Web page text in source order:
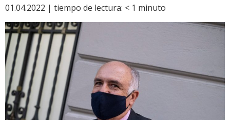
01.04.2022 | tiempo de lectura: < 1 minuto